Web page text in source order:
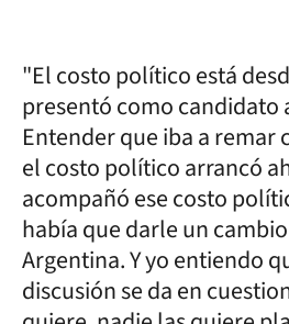
"El costo político está
presentó como candidato
Entender que iba a
el costo político arrancó
acompañó ese costo
había que darle un
Argentina. Y yo entiendo
discusión se da en